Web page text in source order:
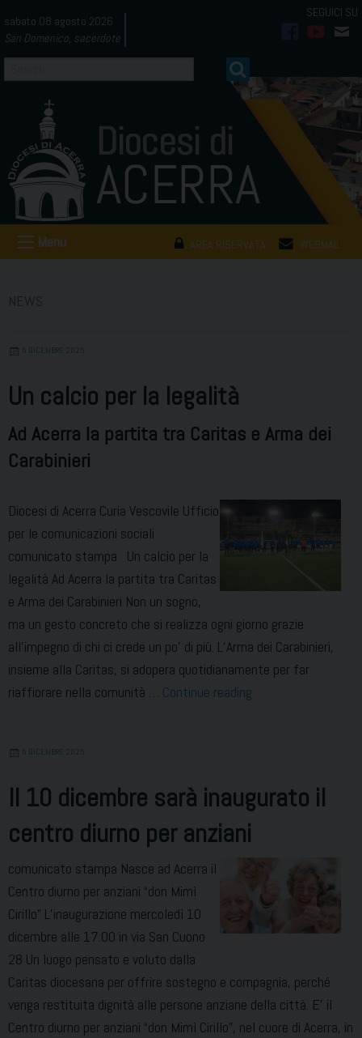
to
content
sabato 08 agosto 2026
San Domenico, sacerdote
AREA RISERVATA WEBMAIL
Menu
5 DICEMBRE 2025
Un calcio per la legalità
Ad Acerra la partita tra Caritas e Arma dei
Carabinieri
Diocesi di Acerra Curia Vescovile Ufficio
per le comunicazioni sociali
comunicato stampa Un calcio per la
legalità Ad Acerra la partita tra Caritas
e Arma dei Carabinieri Non un sogno,
ma un gesto concreto che si realizza ogni giorno grazie
all’impegno di chi ci crede un po’ di più. L’Arma dei Carabinieri,
insieme alla Caritas, si adopera quotidianamente per far
riaffiorare nella comunità … Continue reading
5 DICEMBRE 2025
Il 10 dicembre sarà inaugurato il
centro diurno per anziani
comunicato stampa Nasce ad Acerra il
Centro diurno per anziani “don Mimì
Cirillo” L’inaugurazione mercoledì 10
dicembre alle 17.00 in via San Cuono
28 Un luogo pensato e voluto dalla
Caritas diocesana per offrire sostegno e compagnia, perché
venga restituita dignità alle persone anziane della città. E’ il
Centro diurno per anziani “don Mimì Cirillo”, nel cuore di Acerra, in